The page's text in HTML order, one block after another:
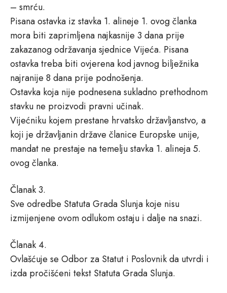
– smrću.
Pisana ostavka iz stavka 1. alineje 1. ovog članka
mora biti zaprimljena najkasnije 3 dana prije
zakazanog održavanja sjednice Vijeća. Pisana
ostavka treba biti ovjerena kod javnog bilježnika
najranije 8 dana prije podnošenja.
Ostavka koja nije podnesena sukladno prethodnom
stavku ne proizvodi pravni učinak.
Vijećniku kojem prestane hrvatsko državljanstvo, a
koji je državljanin države članice Europske unije,
mandat ne prestaje na temelju stavka 1. alineja 5.
ovog članka.
Članak 3.
Sve odredbe Statuta Grada Slunja koje nisu
izmijenjene ovom odlukom ostaju i dalje na snazi.
Članak 4.
Ovlašćuje se Odbor za Statut i Poslovnik da utvrdi i
izda pročišćeni tekst Statuta Grada Slunja.